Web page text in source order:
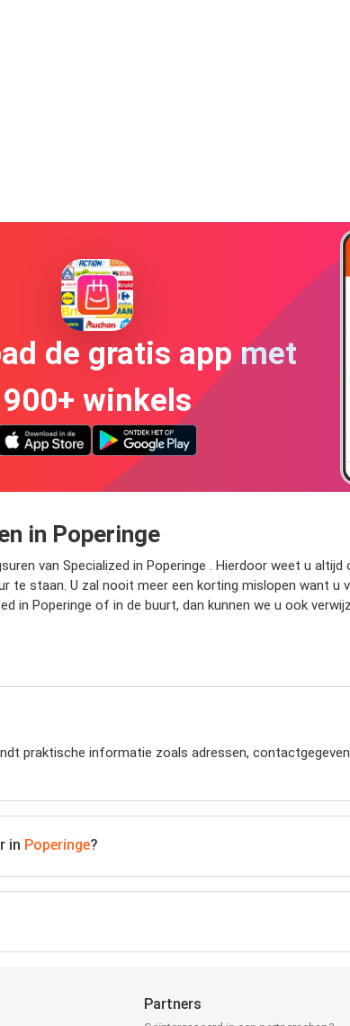
de gratis app met
900+ winkels
in Poperinge
van Specialized in Poperinge . Hierdoor weet u
staan. U zal nooit meer een korting mislopen want u
in Poperinge of in de buurt, dan kunnen we u ook
praktische informatie zoals adressen,
in Poperinge?
Partners